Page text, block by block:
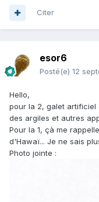
Citer
esor6
Posté(e) 12
Hello,
pour la 2, galet artificiel
des argiles et autres
Pour la 1, çà me
d'Hawaï... Je ne sais
Photo jointe :